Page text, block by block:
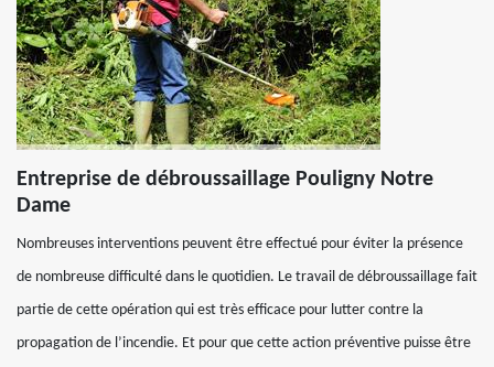
Entreprise de débroussaillage Pouligny Notre
Dame
Nombreuses interventions peuvent être effectué pour éviter la présence
de nombreuse difficulté dans le quotidien. Le travail de débroussaillage fait
partie de cette opération qui est très efficace pour lutter contre la
propagation de l’incendie. Et pour que cette action préventive puisse être